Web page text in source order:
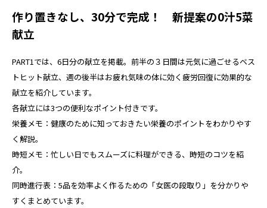
作り置きなし、30分で完成！ 新提案の0汁5菜
献立
PART1では、6日分の献立を掲載。前半の３日間は元気に過ごせるベス
トヒット献立、週の後半はお疲れ気味の体に効く疲労回復に効果的な
献立を紹介しています。
各献立には3つの便利なポイント付きです。
栄養メモ：健康のために知っておきたい栄養のポイントをわかりやす
く解説。
時短メモ：忙しい日でもスムーズに料理ができる、時短のコツを紹
介。
同時進行表：5品を効率よく作るための「女医の段取り」を分かりや
すくまとめています。